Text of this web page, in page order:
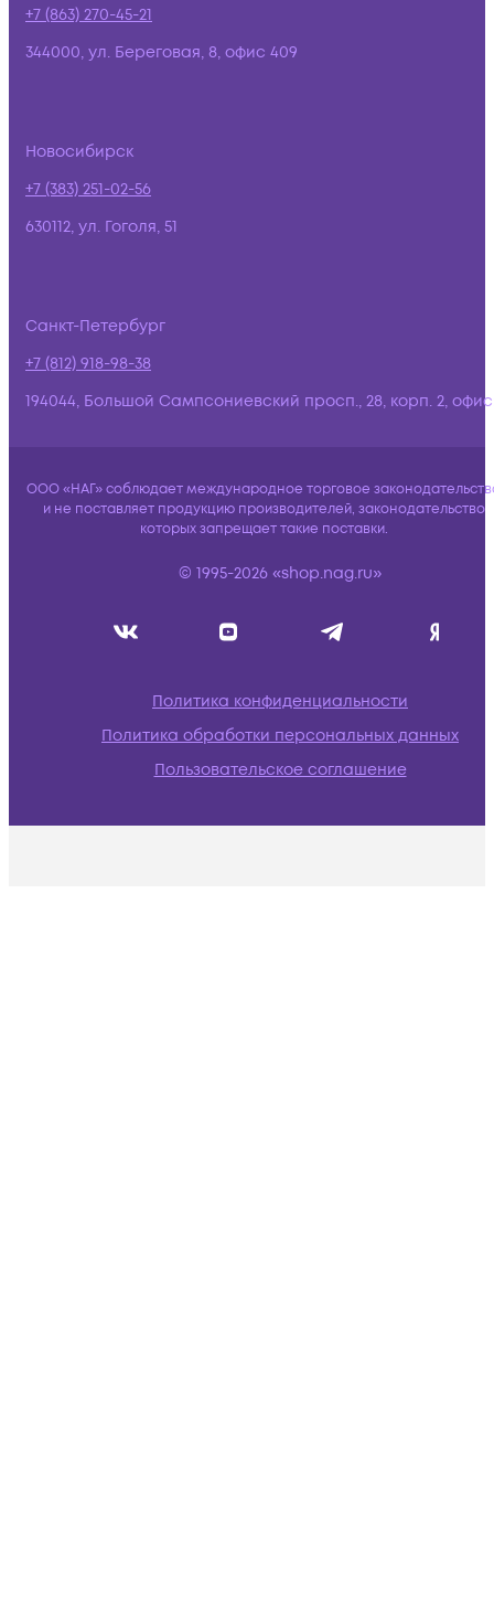
+7 (863) 270-45-21
344000, ул. Береговая, 8, офис 409
Новосибирск
+7 (383) 251-02-56
630112, ул. Гоголя, 51
Санкт-Петербург
+7 (812) 918-98-38
194044, Большой Сампсониевский просп., 28, корп. 2,
ООО «НАГ» соблюдает международное торговое
и не поставляет продукцию производителей, законодательство
которых запрещает такие поставки.
© 1995-2026 «shop.nag.ru»
Политика конфиденциальности
Политика обработки персональных данных
Пользовательское соглашение